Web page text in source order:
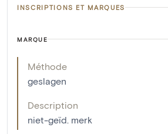
INSCRIPTIONS ET MARQUES
MARQUE
Méthode
geslagen
Description
niet-geïd. merk